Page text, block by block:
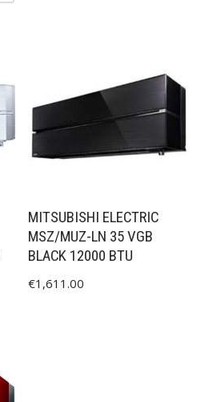
MITSUBISHI ELECTRIC
MSZ/MUZ-LN 35 VGB
BLACK 12000 BTU
€1,611.00